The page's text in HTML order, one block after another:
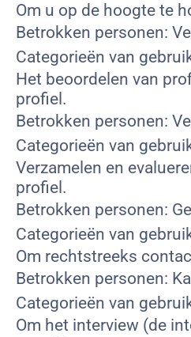
Om u op de hoogte te
Betrokken personen:
Categorieën van
Het beoordelen van
profiel.
Betrokken personen:
Categorieën van
Verzamelen en
profiel.
Betrokken personen:
Categorieën van
Om rechtstreeks
Betrokken personen:
Categorieën van
Om het interview (de